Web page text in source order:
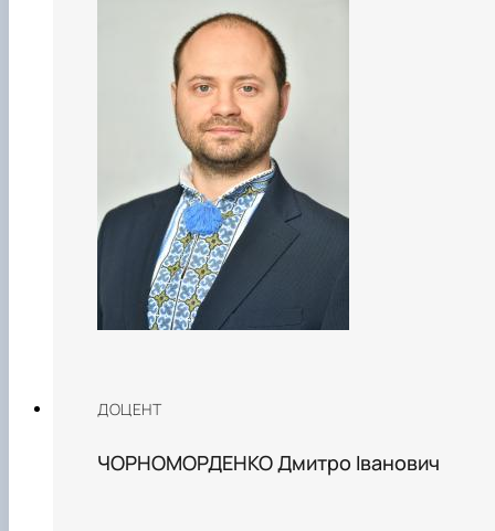
ДОЦЕНТ
ЧОРНОМОРДЕНКО Дмитро Іванович